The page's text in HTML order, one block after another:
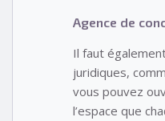
Agence de
Il faut
juridiques,
vous pouvez
l’espace que